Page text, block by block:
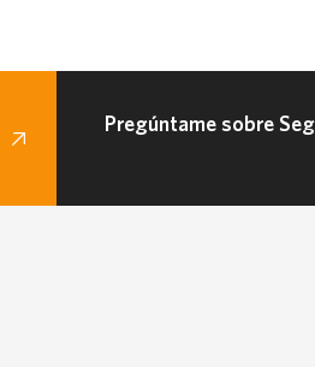
Pregúntame sobre